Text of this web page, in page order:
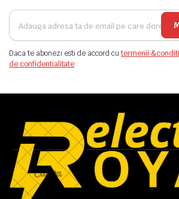
Daca te abonezi esti de accord cutermenii
de confidentialitate